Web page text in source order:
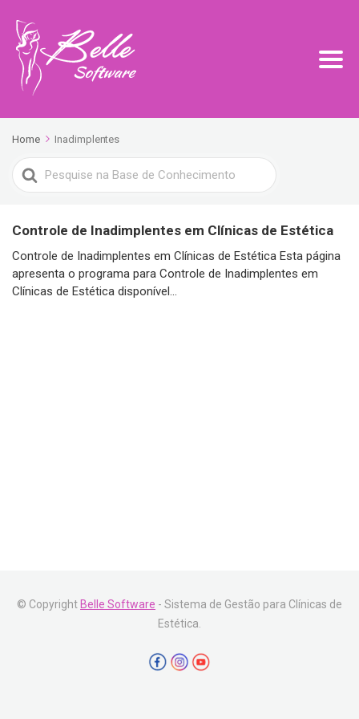
Home Inadimplentes
Search
For
Controle de Inadimplentes em Clínicas de Estética
Controle de Inadimplentes em Clínicas de Estética Esta página
apresenta o programa para Controle de Inadimplentes em
Clínicas de Estética disponível...
© Copyright Belle Software - Sistema de Gestão para Clínicas de
Estética.